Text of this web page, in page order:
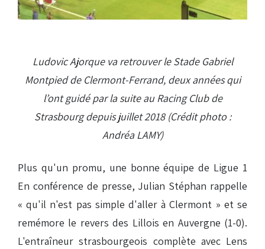
Ludovic Ajorque va retrouver le Stade Gabriel
Montpied de Clermont-Ferrand, deux années qui
l’ont guidé par la suite au Racing Club de
Strasbourg depuis juillet 2018 (Crédit photo :
Andréa LAMY)
Plus qu'un promu, une bonne équipe de Ligue 1
En conférence de presse, Julian Stéphan rappelle
« qu'il n'est pas simple d'aller à Clermont » et se
remémore le revers des Lillois en Auvergne (1-0).
L'entraîneur strasbourgeois complète avec Lens